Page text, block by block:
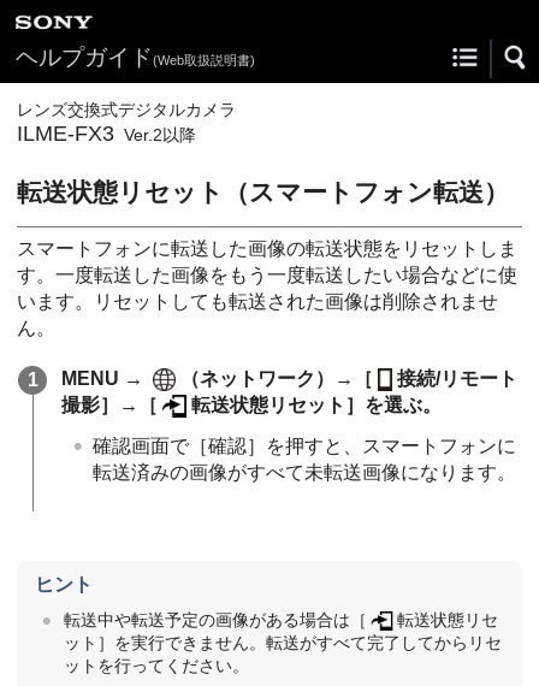
ヘルプガイド(Web取扱説明書)
レンズ交換式デジタルカメラ
ILME-FX3 Ver.2以降
転送状態リセット （スマートフォン転送）
スマートフォンに転送した画像の転送状態をリセットしま
す。一度転送した画像をもう一度転送したい場合などに使
います。リセットしても転送された画像は削除されませ
ん。
MENU → （ネットワーク ）→ ［
接続/リモート
撮影］
→ ［ 転送状態リセット］ を選ぶ。
確認画面で ［確認］
を押すと、スマートフォンに
転送済みの画像がすべて未転送画像になります。
ヒント
転送中や転送予定の画像がある場合は ［
転送状態リセ
ット］ を実行できません。転送がすべて完了してからリセ
ットを行ってください。